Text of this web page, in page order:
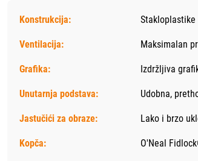
Konstrukcija: Stakloplastike
Ventilacija: Maksimalan
Grafika: Izdržljiva
Unutarnja podstava: Udobna,
Jastučići za obraze: Lako i brzo
Kopča: O'Neal